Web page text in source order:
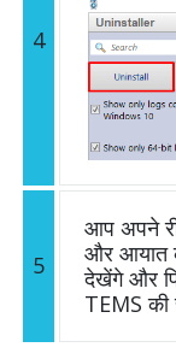
4
5
आप अपने
और आयात
देखेंगे और
TEMS की